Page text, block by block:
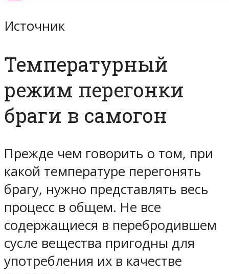
Источник
Температурный
режим перегонки
браги в самогон
Прежде чем говорить о том, при
какой температуре перегонять
брагу, нужно представлять весь
процесс в общем. Не все
содержащиеся в перебродившем
сусле вещества пригодны для
употребления их в качестве